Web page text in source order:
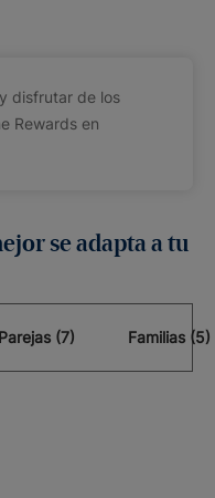
disfrutar de los
Rewards en
se adapta a tu
Parejas (7) Familias (5)